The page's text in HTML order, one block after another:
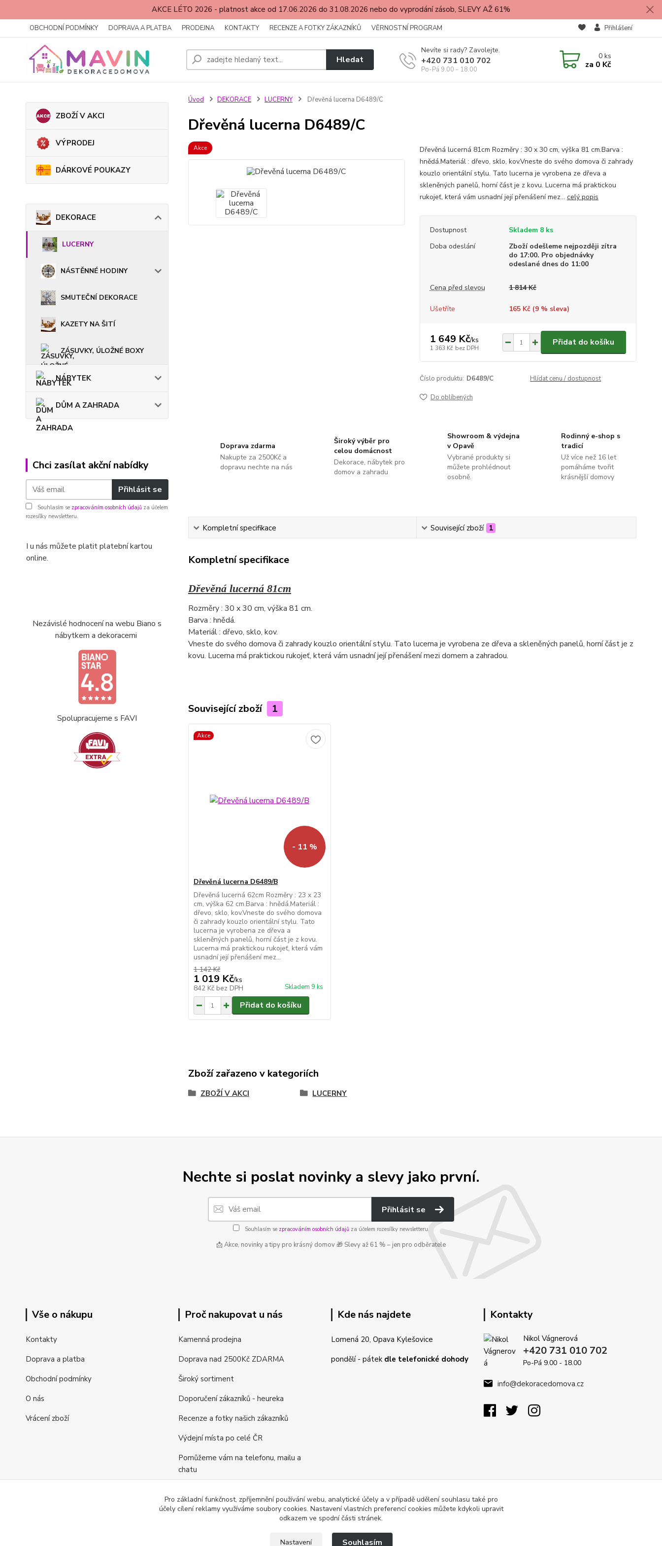
AKCE LÉTO 2026 - platnost akce od 17.06.2026 do 31.08.2026 nebo do vyprodání zásob, SLEVY AŽ 61%
OBCHODNÍ PODMÍNKY DOPRAVA A PLATBA PRODEJNA KONTAKTY RECENZE A FOTKY ZÁKAZNÍKŮ VĚRNOSTNÍ PROGRAM Přihlášení
Hledat
Nevíte si rady? Zavolejte.
+420 731 010 702
Po-Pá 9.00 - 18.00
0ks
za 0 Kč
ZBOŽÍ V AKCI
VÝPRODEJ
DÁRKOVÉ POUKAZY
DEKORACE
LUCERNY
NÁSTĚNNÉ HODINY
SMUTEČNÍ DEKORACE
KAZETY NA ŠITÍ
ZÁSUVKY, ÚLOŽNÉ BOXY
NÁBYTEK
DŮM A ZAHRADA
Chci zasílat akční nabídky
Přihlásit se
Souhlasím se zpracováním osobních údajů za účelem
rozesílky newsletteru.
I u nás můžete platit platební kartou
online.
Nezávislé hodnocení na webu Biano s
nábytkem a dekoracemi
Spolupracujeme s FAVI
Úvod DEKORACE LUCERNY Dřevěná lucerna D6489/C
Dřevěná lucerna D6489/C
Akce
Dřevěná lucerná 81cm Rozměry : 30 x 30 cm, výška 81 cm.Barva :
hnědá.Materiál : dřevo, sklo, kov.Vneste do svého domova či zahrady
kouzlo orientální stylu. Tato lucerna je vyrobena ze dřeva a
skleněných panelů, horní část je z kovu. Lucerna má praktickou
rukojeť, která vám usnadní její přenášení mez... celý popis
Dostupnost
Skladem 8 ks
Doba odeslání
Zboží odešleme nejpozději zítra
do 17:00. Pro objednávky
odeslané dnes do 11:00
Cena před slevou 1 814 Kč
Ušetříte 165 Kč (9% sleva)
1 649 Kč/ks
1 363 Kč bez DPH
Přidat do košíku
Číslo produktu: D6489/C Hlídat cenu / dostupnost
Do oblíbených
Doprava zdarma
Nakupte za 2500Kč a
dopravu nechte na nás
Široký výběr pro
celou domácnost
Dekorace, nábytek pro
domov a zahradu
Showroom & výdejna
v Opavě
Vybrané produkty si
můžete prohlédnout
osobně.
Rodinný e-shop s
tradicí
Už více než 16 let
pomáháme tvořit
krásnější domovy
Kompletní specifikace Související zboží 1
Kompletní specifikace
Dřevěná lucerná 81cm
Rozměry : 30 x 30 cm, výška 81 cm.
Barva : hnědá.
Materiál : dřevo, sklo, kov.
Vneste do svého domova či zahrady kouzlo orientální stylu. Tato lucerna je vyrobena ze dřeva a skleněných panelů, horní část je z
kovu. Lucerna má praktickou rukojeť, která vám usnadní její přenášení mezi domem a zahradou.
Související zboží 1
Akce
- 11 %
Dřevěná lucerna D6489/B
Dřevěná lucerná 62cm Rozměry : 23 x 23
cm, výška 62 cm.Barva : hnědá.Materiál :
dřevo, sklo, kov.Vneste do svého domova
či zahrady kouzlo orientální stylu. Tato
lucerna je vyrobena ze dřeva a
skleněných panelů, horní část je z kovu.
Lucerna má praktickou rukojeť, která vám
usnadní její přenášení mez...
1 142 Kč
1 019 Kč/ks
842 Kč bez DPH Skladem 9 ks
Přidat do košíku
Zboží zařazeno v kategoriích
ZBOŽÍ V AKCI LUCERNY
Nechte si poslat novinky a slevy jako první.
Přihlásit se
Souhlasím se zpracováním osobních údajůza účelem rozesílky newsletteru.
📩 Akce, novinky a tipy pro krásný domov 🎁 Slevy až 61 % – jen pro odběratele
Vše o nákupu
Kontakty
Doprava a platba
Obchodní podmínky
O nás
Vrácení zboží
Proč nakupovat u nás
Kamenná prodejna
Doprava nad 2500Kč ZDARMA
Široký sortiment
Doporučení zákazníků - heureka
Recenze a fotky našich zákazníků
Výdejní místa po celé ČR
Pomůžeme vám na telefonu, mailu a
chatu
Jsme tu pro vás již 16 let
Kde nás najdete
Lomená 20, Opava Kylešovice
pondělí - pátek dle telefonické dohody
Kontakty
Nikol Vágnerová
+420 731 010 702
Po-Pá 9.00 - 18.00
info@dekoracedomova.cz
Pro základní funkčnost, zpříjemnění používání webu, analytické účely a v případě udělení souhlasu také pro
účely cílení reklamy využíváme soubory cookies. Nastavení vlastních preferencí cookies můžete kdykoli upravit
odkazem ve spodní části stránek.
Nastavení Souhlasím